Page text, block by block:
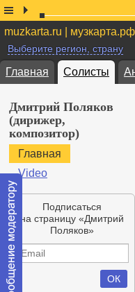
muzkarta.ru | музкарта.рф
Выберите регион, страну
Главная Солисты
Дмитрий Поляков
(дирижер,
композитор)
Главная
Video
Подписаться
на страницу «Дмитрий
Поляков»